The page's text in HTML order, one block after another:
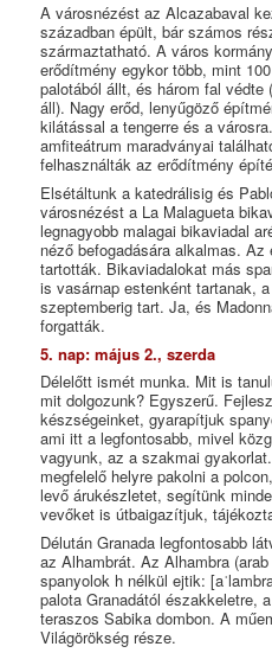
A városnézést az Alcazabaval
században épült, bár számos
származtatható. A város
erődítmény egykor több, mint
palotából állt, és három fal
áll). Nagy erőd, lenyűgöző
kilátással a tengerre és a
amfiteátrum maradványai
felhasználták az erődítmény
Elsétáltunk a katedrálisig és
városnézést a La Malagueta
legnagyobb malagai bikaviadal
néző befogadására alkalmas.
tartották. Bikaviadalokat más
is vasárnap estenként tartanak,
szeptemberig tart. Ja, és
forgatták.
5. nap: május 2., szerda
Délelőtt ismét munka. Mit is
mit dolgozunk? Egyszerű.
készségeinket, gyarapítjuk
ami itt a legfontosabb, mivel
vagyunk, az a szakmai
megfelelő helyre pakolni a
levő árukészletet, segítünk
vevőket is útbaigazítjuk,
Délután Granada legfontosabb
az Alhambrát. Az Alhambra
spanyolok h nélkül ejtik:
palota Granadától északkeletre,
teraszos Sabika dombon. A
Világörökség része.